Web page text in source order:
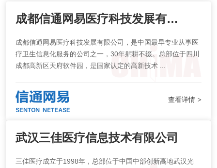
成都信通网易医疗科技发展有限公司
成都信通网易医疗科技发展有限公司，是中国最早专业从事医
疗卫生信息化服务的公司之一，30年躬耕不辍。总部位于四川
成都高新区天府软件园，是国家认定的高新技术 ...
查看详情 >
武汉三佳医疗信息技术有限公司
三佳医疗成立于1998年，总部位于中国中部创新高地武汉光